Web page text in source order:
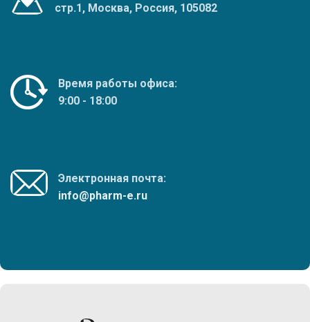
стр.1, Москва, Россия, 105082
Время работы офиса:
9:00 - 18:00
Электронная почта:
info@pharm-e.ru